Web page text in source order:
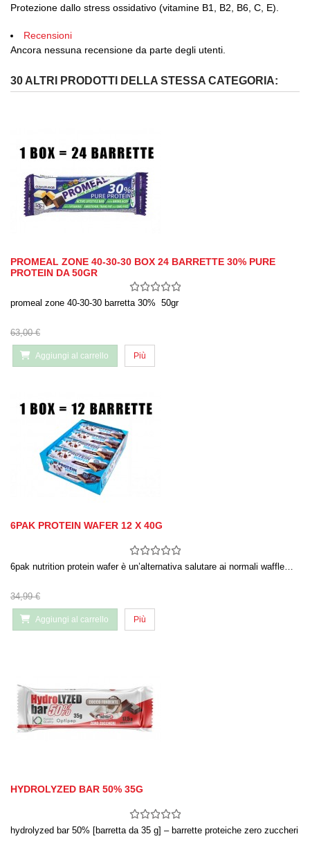
Protezione dallo stress ossidativo (vitamine B1, B2, B6, C, E).
Recensioni
Ancora nessuna recensione da parte degli utenti.
30 ALTRI PRODOTTI DELLA STESSA CATEGORIA:
PROMEAL ZONE 40-30-30 BOX 24 BARRETTE 30% PURE
PROTEIN DA 50GR
promeal zone 40-30-30 barretta 30% 50gr
63,00 €
Aggiungi al carrello Più
6PAK PROTEIN WAFER 12 X 40G
6pak nutrition protein wafer è un’alternativa salutare ai normali waffle…
34,99 €
Aggiungi al carrello Più
HYDROLYZED BAR 50% 35G
hydrolyzed bar 50% [barretta da 35 g] – barrette proteiche zero zuccheri